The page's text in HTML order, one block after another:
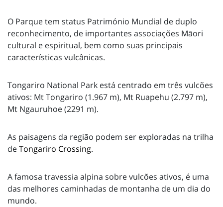
O Parque tem status Património Mundial de duplo
reconhecimento, de importantes associações Māori
cultural e espiritual, bem como suas principais
características vulcânicas.
Tongariro National Park está centrado em três vulcões
ativos: Mt Tongariro (1.967 m), Mt Ruapehu (2.797 m),
Mt Ngauruhoe (2291 m).
As paisagens da região podem ser exploradas na trilha
deTongariro Crossing.
A famosa travessia alpina sobre vulcões ativos, é uma
das melhores caminhadas de montanha de um dia do
mundo.